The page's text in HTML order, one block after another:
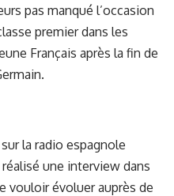
pas manqué l’occasion
premier dans les
Français après la fin de
la radio espagnole
une interview dans
vouloir évoluer auprès de